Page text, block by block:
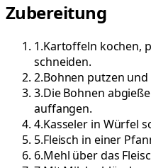
Zubereitung
1.Kartoffeln kochen,
schneiden.
2.Bohnen putzen
3.Die Bohnen
auffangen.
4.Kasseler in Würfel
5.Fleisch in einer
6.Mehl über das